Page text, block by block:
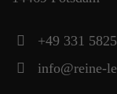
+49 331
info@reine-